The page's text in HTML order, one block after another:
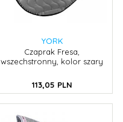
YORK
Czaprak Fresa,
wszechstronny, kolor szary
113,05 PLN